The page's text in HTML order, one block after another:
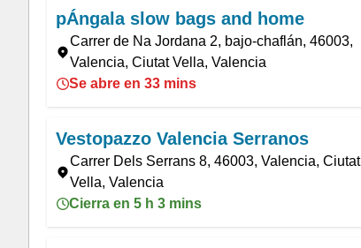
pÁngala slow bags and home
Carrer de Na Jordana 2, bajo-chaflán, 46003,
Valencia, Ciutat Vella, Valencia
Se abre en 33 mins
Vestopazzo Valencia Serranos
Carrer Dels Serrans 8, 46003, Valencia, Ciutat
Vella, Valencia
Cierra en 5 h 3 mins